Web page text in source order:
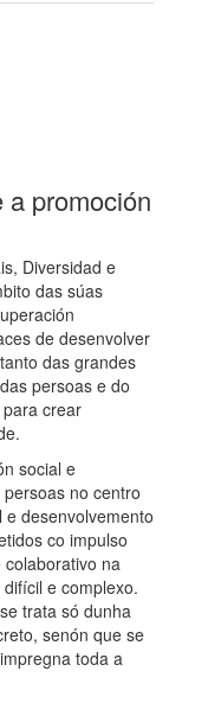
promoción
Diversidad e
das súas
de desenvolver
das grandes
persoas e do
crear
social e
no centro
desenvolvemento
co impulso
na
e complexo.
trata só dunha
senón que se
toda a